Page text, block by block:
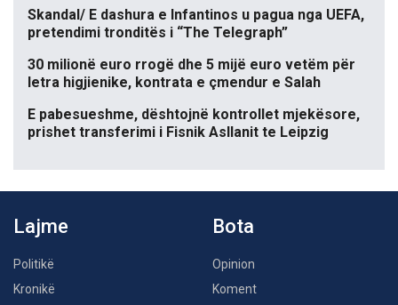
Skandal/ E dashura e Infantinos u pagua nga UEFA,
pretendimi tronditës i “The Telegraph”
30 milionë euro rrogë dhe 5 mijë euro vetëm për
letra higjienike, kontrata e çmendur e Salah
E pabesueshme, dështojnë kontrollet mjekësore,
prishet transferimi i Fisnik Asllanit te Leipzig
Lajme
Politikë
Kronikë
Bota
Opinion
Koment